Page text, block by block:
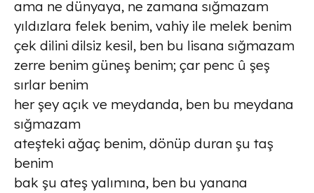
ama ne dünyaya, ne zamana sığmazam
yıldızlara felek benim, vahiy ile melek benim
çek dilini dilsiz kesil, ben bu lisana sığmazam
zerre benim güneş benim; çar penc û şeş
sırlar benim
her şey açık ve meydanda, ben bu meydana
sığmazam
ateşteki ağaç benim, dönüp duran şu taş
benim
bak şu ateş yalımına, ben bu yanana